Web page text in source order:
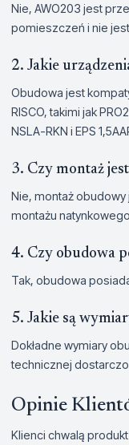
Nie, AWO203 jest
pomieszczeń i nie
2. Jakie
Obudowa jest
RISCO, takimi jak
NSLA-RKN i EPS
3. Czy montaż
Nie, montaż
montażu
4. Czy obudowa
Tak, obudowa
5. Jakie są
Dokładne wymiary
technicznej
Opinie
Klienci chwalą